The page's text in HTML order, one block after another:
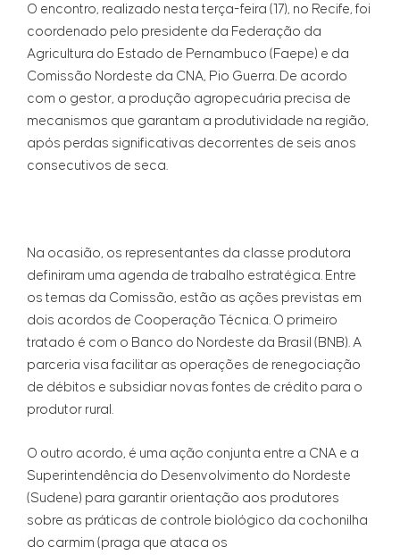
O encontro, realizado nesta terça-feira (17), no Recife, foi
coordenado pelo presidente da Federação da
Agricultura do Estado de Pernambuco (Faepe) e da
Comissão Nordeste da CNA, Pio Guerra. De acordo
com o gestor, a produção agropecuária precisa de
mecanismos que garantam a produtividade na região,
após perdas significativas decorrentes de seis anos
consecutivos de seca.
Na ocasião, os representantes da classe produtora
definiram uma agenda de trabalho estratégica. Entre
os temas da Comissão, estão as ações previstas em
dois acordos de Cooperação Técnica. O primeiro
tratado é com o Banco do Nordeste da Brasil (BNB). A
parceria visa facilitar as operações de renegociação
de débitos e subsidiar novas fontes de crédito para o
produtor rural.
O outro acordo, é uma ação conjunta entre a CNA e a
Superintendência do Desenvolvimento do Nordeste
(Sudene) para garantir orientação aos produtores
sobre as práticas de controle biológico da cochonilha
do carmim (praga que ataca os